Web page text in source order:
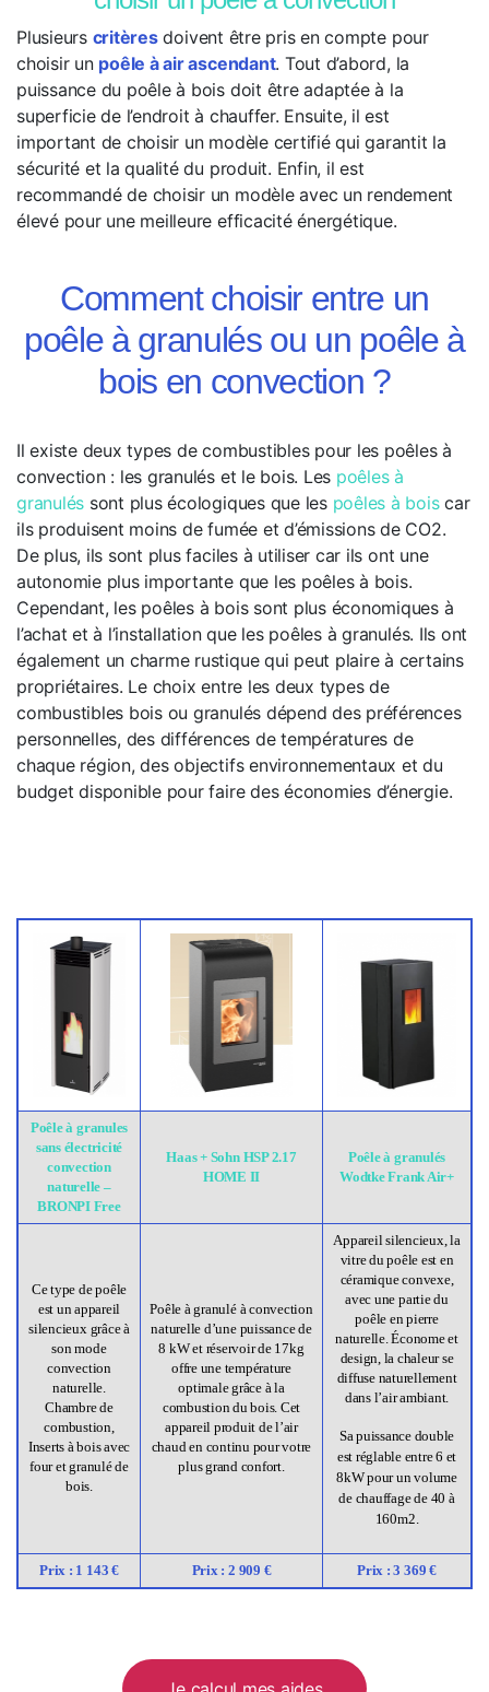
Plusieurs critèresdoivent être pris en compte pour
choisir un poêle à air ascendant. Tout d’abord, la
puissance du poêle à bois doit être adaptée à la
superficie de l’endroit à chauffer. Ensuite, il est
important de choisir un modèle certifié qui garantit la
sécurité et la qualité du produit. Enfin, il est
recommandé de choisir un modèle avec un rendement
élevé pour une meilleure efficacité énergétique.
Comment choisir entre un
poêle à granulés ou un poêle à
bois en convection ?
Il existe deux types de combustibles pour les poêles à
convection : les granulés et le bois. Les poêles à
granulés sont plus écologiques que les poêles à boiscar
ils produisent moins de fumée et d’émissions de CO2.
De plus, ils sont plus faciles à utiliser car ils ont une
autonomie plus importante que les poêles à bois.
Cependant, les poêles à bois sont plus économiques à
l’achat et à l’installationque les poêles à granulés. Ils ont
également un charme rustique qui peut plaire à certains
propriétaires. Le choix entre les deux types de
combustibles bois ou granulés dépend des préférences
personnelles, des différences de températures de
chaque région, des objectifs environnementaux et du
budget disponible pour faire des économies d’énergie.
Poêle à granules
sans électricité
convection
naturelle –
BRONPI Free
Haas + Sohn HSP 2.17
HOME II
Poêle à granulés
Wodtke Frank Air+
Ce type de poêle
est un appareil
silencieux grâce à
son mode
convection
naturelle.
Chambre de
combustion,
Inserts à bois avec
four et granulé de
bois.
Poêle à granulé à convection
naturelle d’une puissance de
8 kW et réservoir de 17kg
offre une température
optimale grâce à la
combustion du bois. Cet
appareil produit de l’air
chaud en continu pour votre
plus grand confort.
Appareil silencieux, la
vitre du poêle est en
céramique convexe,
avec une partie du
poêle en pierre
naturelle. Économe et
design, la chaleur se
diffuse naturellement
dans l’air ambiant.
Sa puissance double
est réglable entre 6 et
8kW pour un volume
de chauffage de 40 à
160m2.
Prix : 1 143 € Prix : 2 909 € Prix : 3 369 €